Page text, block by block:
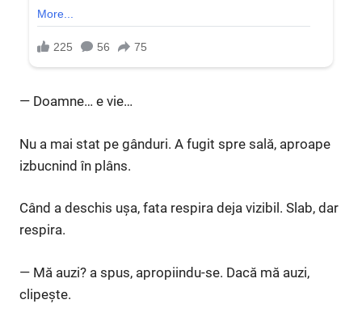
— Doamne… e vie…
Nu a mai stat pe gânduri. A fugit spre sală, aproape
izbucnind în plâns.
Când a deschis ușa, fata respira deja vizibil. Slab, dar
respira.
— Mă auzi? a spus, apropiindu-se. Dacă mă auzi,
clipește.